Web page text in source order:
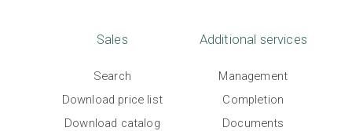
Sales
Search
Download price list
Download catalog
Additional services
Management
Completion
Documents